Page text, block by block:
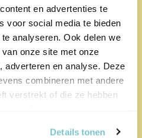
en advertenties te
voor social media te bieden
analyseren. Ook delen we
onze site met onze
adverteren en analyse. Deze
combineren met andere
verstrekt of die ze hebben
Details tonen
518x
helpen elkaar bij het